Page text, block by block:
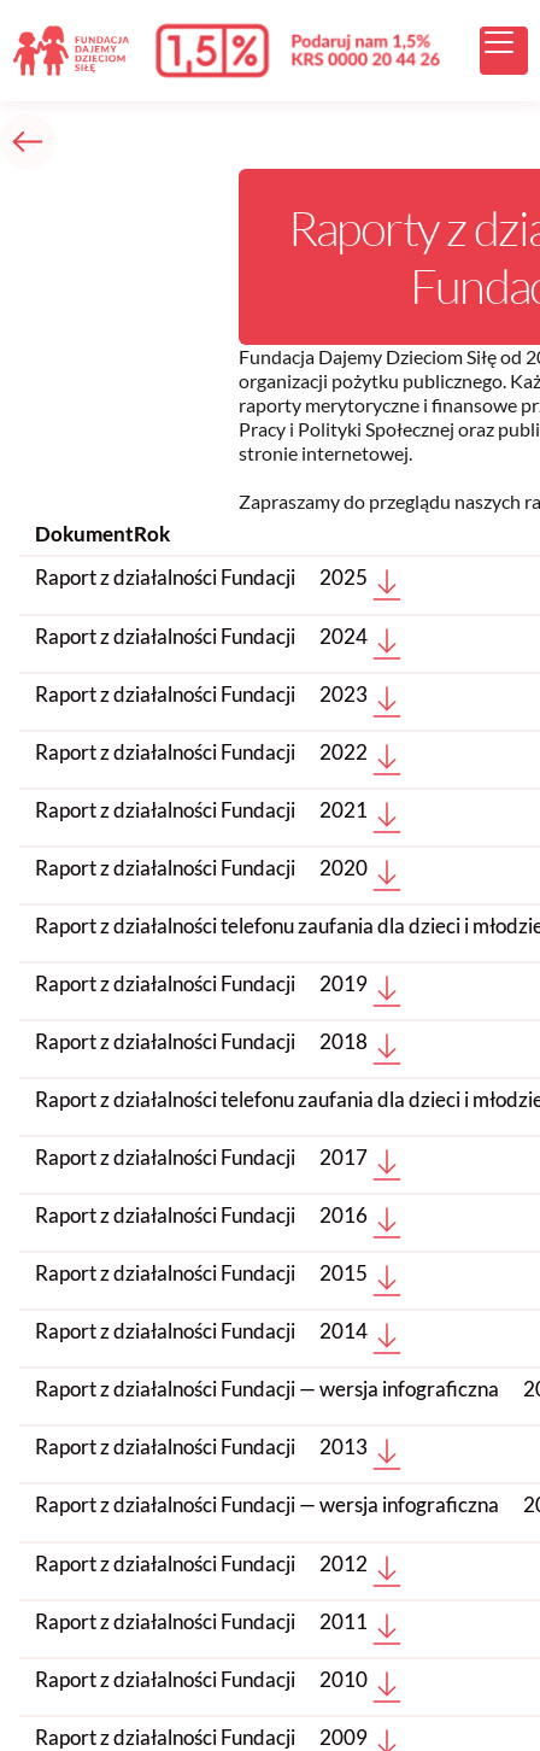
treści
Raporty z
Fundacja Dajemy Dzieciom Siłę od
organizacji pożytku publicznego.
raporty merytoryczne i finansowe
Pracy i Polityki Społecznej oraz
stronie internetowej.
Zapraszamy do przeglądu naszych
DokumentRok
Raport z działalności Fundacji
2025
Raport z działalności Fundacji 2024
Raport z działalności Fundacji 2023
Raport z działalności Fundacji 2022
Raport z działalności Fundacji 2021
Raport z działalności Fundacji 2020
Raport z działalności telefonu zaufania dla dzieci i
Raport z działalności Fundacji 2019
Raport z działalności Fundacji 2018
Raport z działalności telefonu zaufania dla dzieci i
Raport z działalności Fundacji 2017
Raport z działalności Fundacji 2016
Raport z działalności Fundacji 2015
Raport z działalności Fundacji 2014
Raport z działalności Fundacji — wersja infograficzna
Raport z działalności Fundacji 2013
Raport z działalności Fundacji — wersja infograficzna
Raport z działalności Fundacji 2012
Raport z działalności Fundacji 2011
Raport z działalności Fundacji 2010
Raport z działalności Fundacji 2009